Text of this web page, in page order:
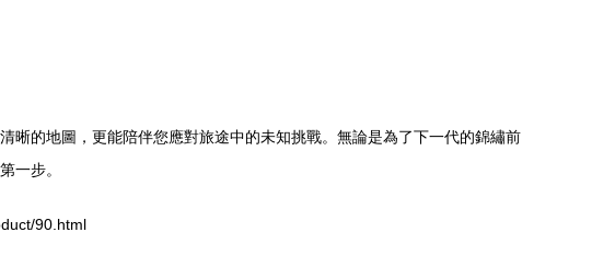
晰的地圖，更能陪伴您應對旅途中的未知挑戰。無論是為了下一代的錦繡前
一步。
90.html